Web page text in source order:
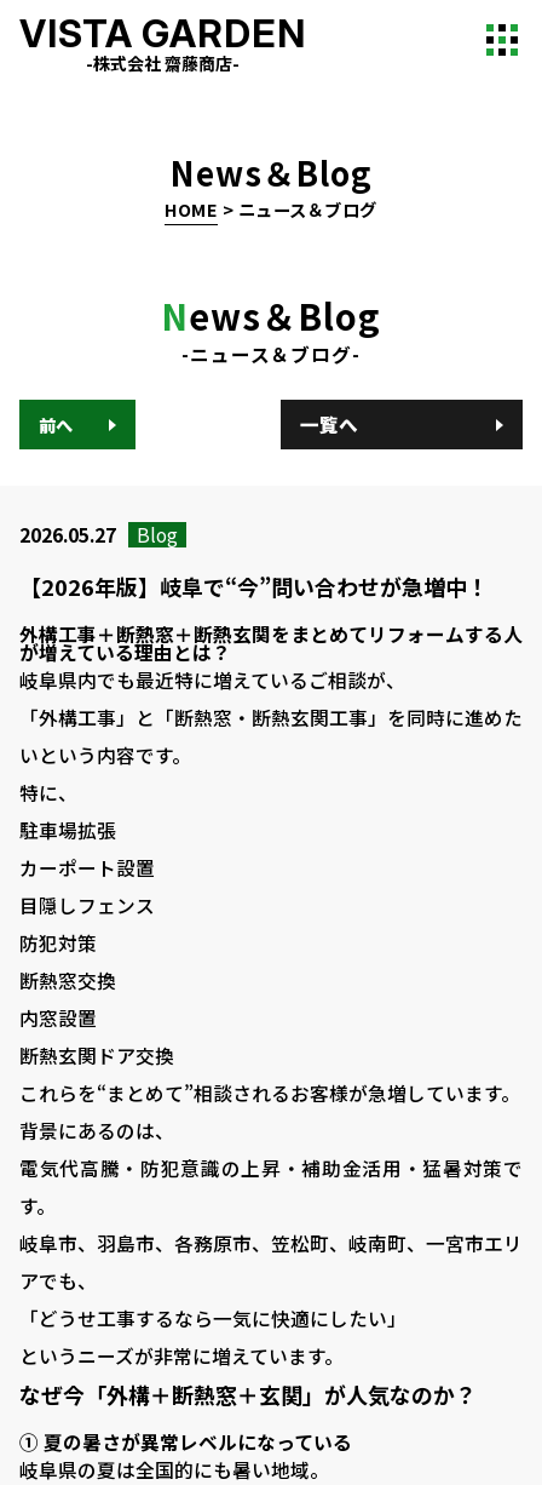
VISTA GARDEN
-株式会社 齋藤商店-
News＆Blog
HOME > ニュース＆ブログ
News＆Blog
-ニュース＆ブログ-
前へ 一覧へ
2026.05.27 Blog
【2026年版】岐阜で“今”問い合わせが急増中！
外構工事＋断熱窓＋断熱玄関をまとめてリフォームする人
が増えている理由とは？
岐阜県内でも最近特に増えているご相談が、
「外構工事」と「断熱窓・断熱玄関工事」を同時に進めた
いという内容です。
特に、
駐車場拡張
カーポート設置
目隠しフェンス
防犯対策
断熱窓交換
内窓設置
断熱玄関ドア交換
これらを“まとめて”相談されるお客様が急増しています。
背景にあるのは、
電気代高騰・防犯意識の上昇・補助金活用・猛暑対策で
す。
岐阜市、羽島市、各務原市、笠松町、岐南町、一宮市エリ
アでも、
「どうせ工事するなら一気に快適にしたい」
というニーズが非常に増えています。
なぜ今「外構＋断熱窓＋玄関」が人気なのか？
① 夏の暑さが異常レベルになっている
岐阜県の夏は全国的にも暑い地域。